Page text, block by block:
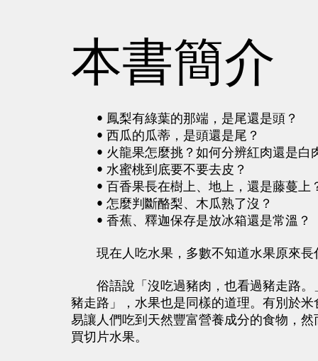
本書簡介
• 鳳梨有綠葉的那端，是尾還是頭？
• 西瓜的瓜蒂，是頭還是尾？
• 火龍果怎麼挑？如何分辨紅肉還是白
• 水蜜桃到底要不要去皮？
• 百香果長在樹上、地上，還是藤蔓上
• 怎麼判斷酪梨、木瓜熟了沒？
• 香蕉、釋迦保存是放冰箱還是常溫？
現在人吃水果，多數不知道水果原來長
俗語說「沒吃過豬肉，也看過豬走路。
豬走路」，水果也是同樣的道理。有別於
易讓人們吃到天然豐富營養成分的食物，
買切片水果。